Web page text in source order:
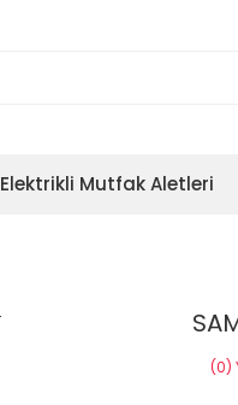
Elektrikli Mutfak Aletleri
(0)